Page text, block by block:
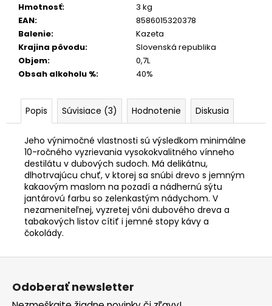
Hmotnosť:
3 kg
EAN:
8586015320378
Balenie:
Kazeta
Krajina pôvodu:
Slovenská republika
Objem:
0,7L
Obsah alkoholu %: 40%
Popis Súvisiace (3) Hodnotenie Diskusia
Jeho výnimočné vlastnosti sú výsledkom minimálne
10-ročného vyzrievania vysokokvalitného vínneho
destilátu v dubových sudoch. Má delikátnu,
dlhotrvajúcu chuť, v ktorej sa snúbi drevo s jemným
kakaovým maslom na pozadí a nádhernú sýtu
jantárovú farbu so zelenkastým nádychom. V
nezameniteľnej, vyzretej vôni dubového dreva a
tabakových listov cítiť i jemné stopy kávy a
čokolády.
Z
Odoberať newsletter